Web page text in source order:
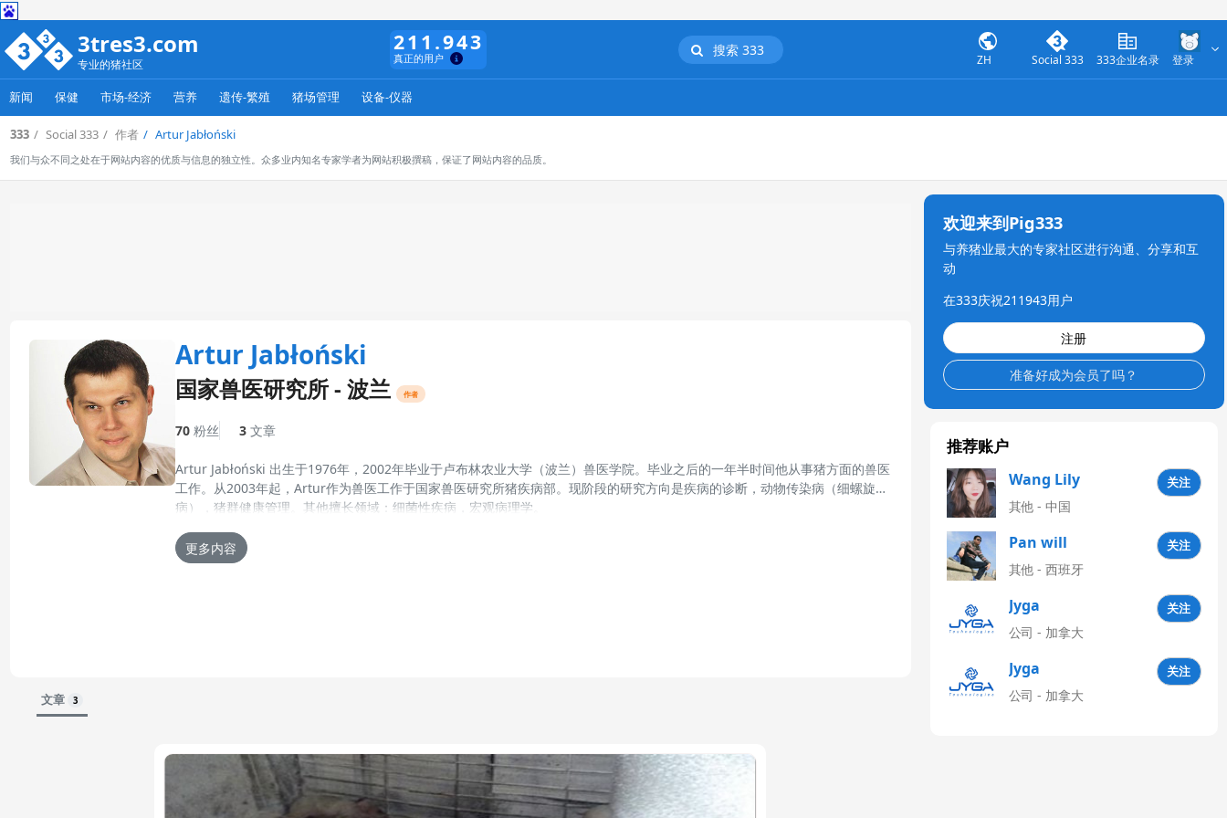
3tres3.com
专业的猪社区
211.943
真正的用户
搜索 333
ZH Social 333 333企业名录 登录
新闻 保健 市场-经济 营养 遗传-繁殖 猪场管理 设备-仪器
333 Social 333 作者 Artur Jabłoński
我们与众不同之处在于网站内容的优质与信息的独立性。众多业内知名专家学者为网站积极撰稿，保证了网站内容的品质。
Artur Jabłoński
国家兽医研究所 - 波兰 作者
70粉丝 3文章
Artur Jabłoński 出生于1976年，2002年毕业于卢布林农业大学（波兰）兽医学院。毕业之后的一年半时间他从事猪方面的兽医
工作。从2003年起，Artur作为兽医工作于国家兽医研究所猪疾病部。现阶段的研究方向是疾病的诊断，动物传染病（细螺旋体
病），猪群健康管理。其他擅长领域：细菌性疾病，宏观病理学。
更多内容
文章 3
欢迎来到Pig333
与养猪业最大的专家社区进行沟通、分享和互
动
在333庆祝211943用户
注册
准备好成为会员了吗？
推荐账户
Wang Lily 关注
其他 - 中国
Pan will 关注
其他 - 西班牙
Jyga
Technologies
关注
公司 - 加拿大
Jyga
Technologies
关注
公司 - 加拿大